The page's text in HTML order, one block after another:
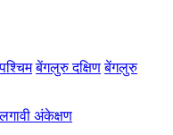
बेंगलुरु दक्षिण बेंगलुरु
अंकेक्षण